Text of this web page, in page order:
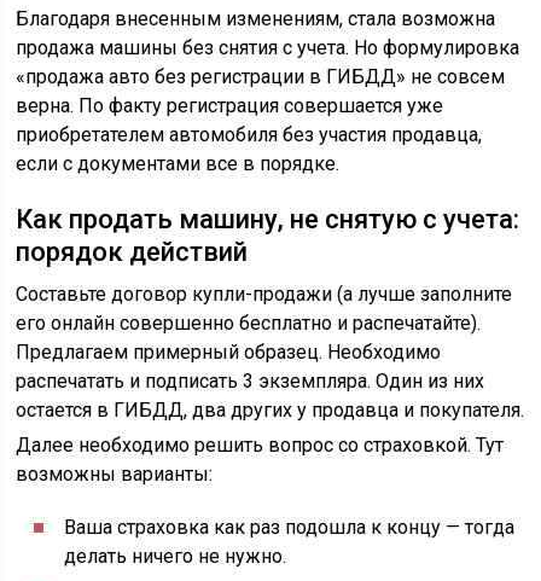
Благодаря внесенным изменениям, стала возможна
продажа машины без снятия с учета. Но формулировка
«продажа авто без регистрации в ГИБДД» не совсем
верна. По факту регистрация совершается уже
приобретателем автомобиля без участия продавца,
если с документами все в порядке.
Как продать машину, не снятую с учета:
порядок действий
Составьте договор купли-продажи (а лучше заполните
его онлайн совершенно бесплатно и распечатайте).
Предлагаем примерный образец. Необходимо
распечатать и подписать 3 экземпляра. Один из них
остается в ГИБДД, два других у продавца и покупателя.
Далее необходимо решить вопрос со страховкой. Тут
возможны варианты:
Ваша страховка как раз подошла к концу — тогда
делать ничего не нужно.